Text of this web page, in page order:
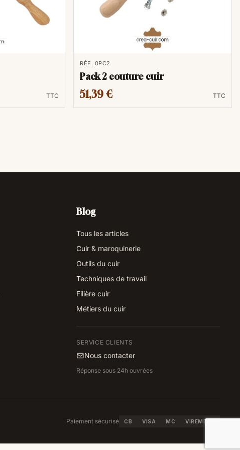
TTC
RÉF. 0PC2
Pack 2 couture cuir
51,39 € TTC
Blog
Tous les articles
Cuir & maroquinerie
Outils du cuir
Techniques de travail
Filière cuir
Métiers du cuir
SERVICE CLIENTS
Nous contacter
Réponse sous 24h ouvrées
Paiement sécurisé CB VISA MC VIREMENT